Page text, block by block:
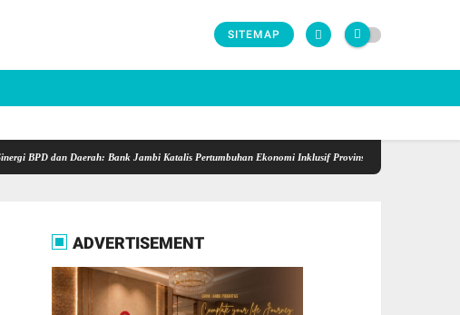
SITEMAP
dan Daerah: Bank Jambi Katalis Pertumbuhan Ekonomi Inklusif Provinsi Jambi
ADVERTISEMENT